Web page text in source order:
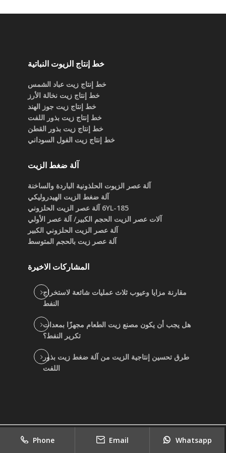
خط إنتاج الزيوت النباتية
خط إنتاج زيت عباد الشمس
خط إنتاج زيت نخالة الأرز
خط إنتاج زيت جوز الهند
خط إنتاج زيت بذور اللفت
خط إنتاج زيت بذور القطن
خط إنتاج زيت الفول السوداني
آلة ضغط الزيت
آلة عصر الزيوت الحلذونية الباردة والساخنة
آلة ضغط الزيت الهيدروليكي
6YL-185 آلة عصر الزيت الحلزوني
آلات عصر الزيت الحجم الكبير/ آلة عصر الأولي
آلة عصر الزيت الحلزوني الكبير
آلة عصر زيت بالحجم المتوسط
المشاركات الاخيرة
مقارنة مزايا وعيوب ثلاث عمليات شائعة لاستخراج
النفط
هل يجب أن يكون مصنع زيت الطعام مجهزًا بمعدات
تكرير النفط؟
طرق تحسين إنتاجية الزيت من آلة ضغط زيت بذور
اللفت
copyright 2022 جيد بيع موردي آلة الزيت النباتي|
Phone Email Whatsapp